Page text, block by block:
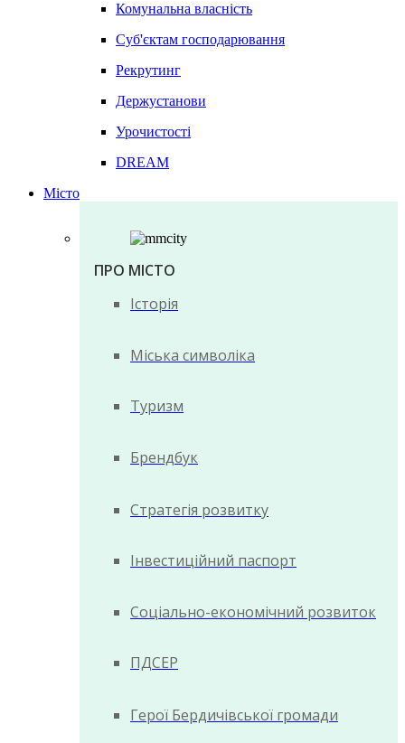
Комунальна власність
Суб'єктам господарювання
Рекрутинг
Держустанови
Урочистості
DREAM
Місто
ПРО МІСТО
Історія
Міська символіка
Туризм
Брендбук
Стратегія розвитку
Інвестиційний паспорт
Соціально-економічний розвиток
ПДСЕР
Герої Бердичівської громади